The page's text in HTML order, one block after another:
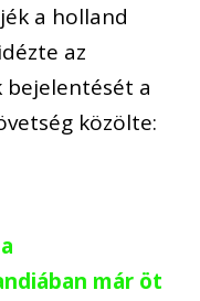
a holland
az
bejelentését a
közölte:
már öt